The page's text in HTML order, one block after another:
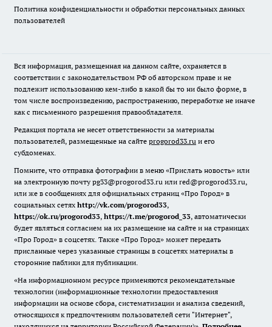
Политика конфиденциальности и обработки персональных данных
пользователей
Вся информация, размещенная на данном сайте, охраняется в
соответствии с законодательством РФ об авторском праве и не
подлежит использованию кем-либо в какой бы то ни было форме, в
том числе воспроизведению, распространению, переработке не иначе
как с письменного разрешения правообладателя.
Редакция портала не несет ответственности за материалы
пользователей, размещенные на сайте progorod33.ru и его
субдоменах.
Помните, что отправка фотографии в меню «Прислать новость» или
на электронную почту pg33@progorod33.ru или red@progorod33.ru,
или же в сообщениях для официальных страниц «Про Город» в
социальных сетях http://vk.com/progorod33,
https://ok.ru/progorod33, https://t.me/progorod_33, автоматически
будет являться согласием на их размещение на сайте и на страницах
«Про Город» в соцсетях. Также «Про Город» может передать
присланные через указанные страницы в соцсетях материалы в
сторонние паблики для публикации.
«На информационном ресурсе применяются рекомендательные
технологии (информационные технологии предоставления
информации на основе сбора, систематизации и анализа сведений,
относящихся к предпочтениям пользователей сети "Интернет",